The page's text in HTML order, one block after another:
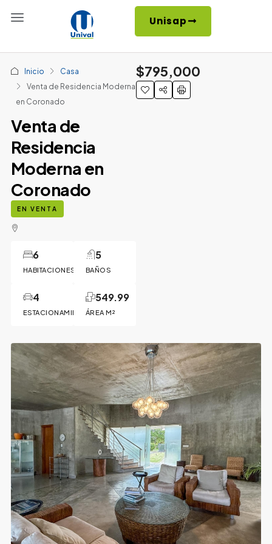
Unisap
Inicio
Casa
Venta de Residencia Moderna
en Coronado
Venta de
Residencia
Moderna en
Coronado
EN VENTA
HABITACIONES
6
BAÑOS
5
ESTACIONAMIENTOS
4
ÁREA M²
549.99
$795,000